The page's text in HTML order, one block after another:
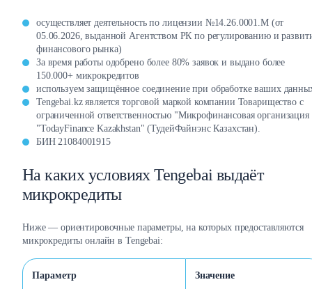
осуществляет деятельность по лицензии №14.26.0001.М (от
05.06.2026, выданной Агентством РК по регулированию и
финансового рынка)
За время работы одобрено более 80% заявок и выдано более
150.000+ микрокредитов
используем защищённое соединение при обработке ваших
Tengebai.kz является торговой маркой компании Товарищество с
ограниченной ответственностью "Микрофинансовая организация
"TodayFinance Kazakhstan" (ТудейФайнэнс Казахстан).
БИН 21084001915
На каких условиях Tengebai выдаёт
микрокредиты
Ниже — ориентировочные параметры, на которых предоставляются
микрокредиты онлайн в Tengebai:
Параметр Значение